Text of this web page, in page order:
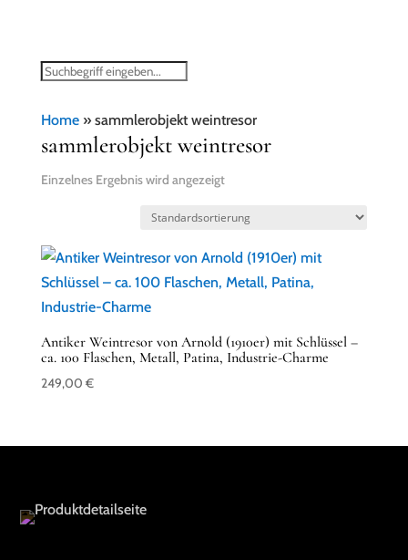
Home» sammlerobjekt weintresor
sammlerobjekt weintresor
Einzelnes Ergebnis wird angezeigt
Antiker Weintresor von Arnold (1910er) mit Schlüssel –
ca. 100 Flaschen, Metall, Patina, Industrie-Charme
249,00 €